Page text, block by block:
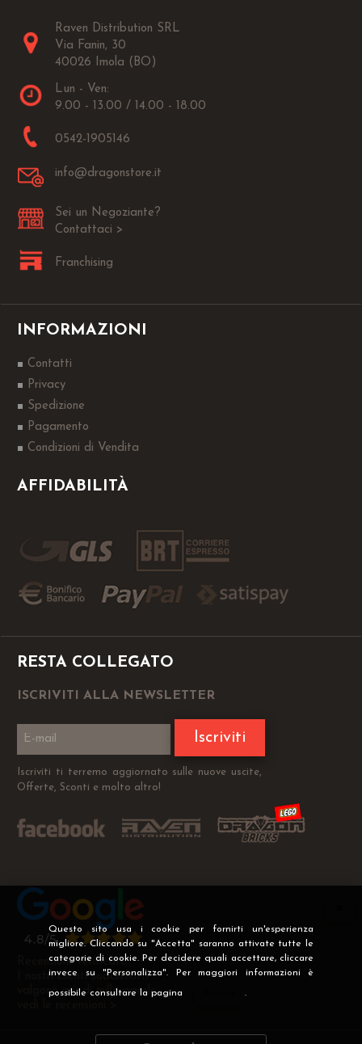
Questo sito usa i cookie per fornirti un'esperienza
migliore. Cliccando su "Accetta" saranno attivate tutte le
categorie di cookie. Per decidere quali accettare, cliccare
invece su "Personalizza". Per maggiori informazioni è
possibile consultare la pagina .
Raven Distribution SRL
Via Fanin, 30
40026 Imola (BO)
Lun - Ven:
9.00 - 13.00 / 14.00 - 18.00
0542-1905146
info@dragonstore.it
Sei un Negoziante?
Contattaci >
Franchising
INFORMAZIONI
Contatti
Privacy
Spedizione
Pagamento
Condizioni di Vendita
AFFIDABILITÀ
RESTA COLLEGATO
ISCRIVITI ALLA NEWSLETTER
Iscriviti
Iscriviti ti terremo aggiornato sulle nuove uscite,
Offerte, Sconti e molto altro!
Recensioni Verificate
I nostri clienti soddisfatti
valgono più di mille parole